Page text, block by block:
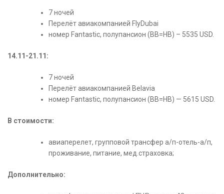
7 ночей
Перелёт авиакомпанией FlyDubai
номер Fantastic, полупансион (ВВ=НВ) – 5535 USD.
14.11-21.11:
7 ночей
Перелёт авиакомпанией Belavia
номер Fantastic, полупансион (ВВ=НВ) — 5615 USD.
В стоимости:
авиаперелет, групповой трансфер а/п-отель-а/п,
проживание, питание, мед.страховка;
Дополнительно: